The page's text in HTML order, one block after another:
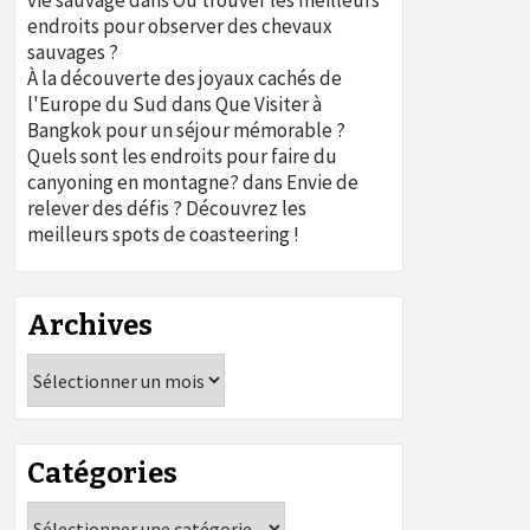
endroits pour observer des chevaux
sauvages ?
À la découverte des joyaux cachés de
l'Europe du SuddansQue Visiter à
Bangkok pour un séjour mémorable ?
Quels sont les endroits pour faire du
canyoning en montagne?dans Envie de
relever des défis ? Découvrez les
meilleurs spots de coasteering !
Archives
Catégories